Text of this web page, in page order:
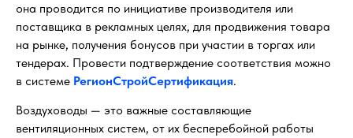
она проводится по инициативе производителя или
поставщика в рекламных целях, для продвижения товара
на рынке, получения бонусов при участии в торгах или
тендерах. Провести подтверждение соответствия можно
в системе РегионСтройСертификация.
Воздуховоды — это важные составляющие
вентиляционных систем, от их бесперебойной работы